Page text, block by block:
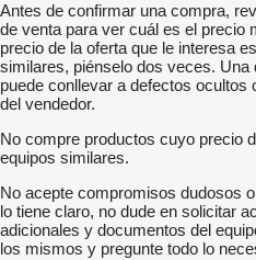
Antes de confirmar una compra,
de venta para ver cuál es el precio
precio de la oferta que le interesa
similares, piénselo dos veces.
puede conllevar a defectos ocultos
del vendedor.
No compre productos cuyo precio
equipos similares.
No acepte compromisos dudosos
lo tiene claro, no dude en solicitar
adicionales y documentos del
los mismos y pregunte todo lo